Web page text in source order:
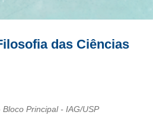
das Ciências
Principal - IAG/USP